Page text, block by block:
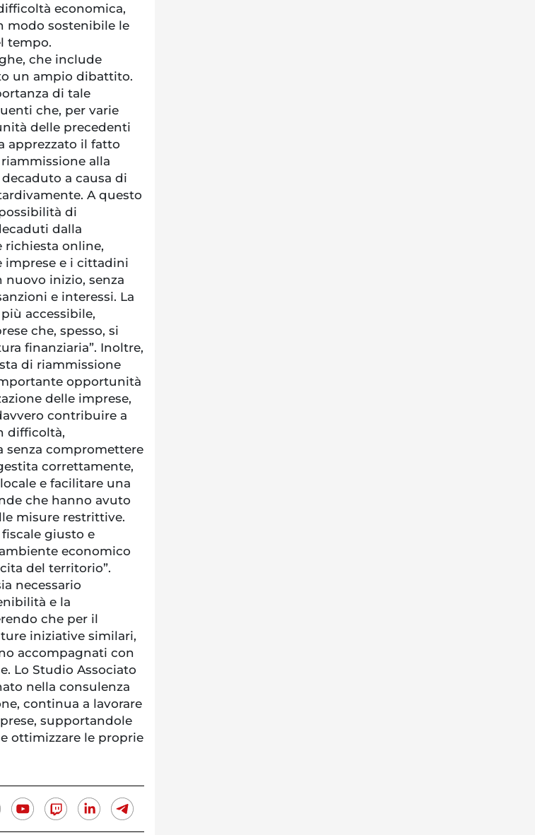
economica,
modo sostenibile le
tempo.
che include
un ampio dibattito.
di tale
che, per varie
delle precedenti
apprezzato il fatto
alla
a causa di
A questo
di
dalla
richiesta online,
imprese e i cittadini
inizio, senza
e interessi. La
accessibile,
che, spesso, si
finanziaria”. Inoltre,
di riammissione
opportunità
delle imprese,
contribuire a
difficoltà,
senza compromettere
correttamente,
e facilitare una
che hanno avuto
misure restrittive.
giusto e
economico
del territorio”.
necessario
e la
che per il
iniziative similari,
accompagnati con
Lo Studio Associato
nella consulenza
continua a lavorare
supportandole
ottimizzare le proprie